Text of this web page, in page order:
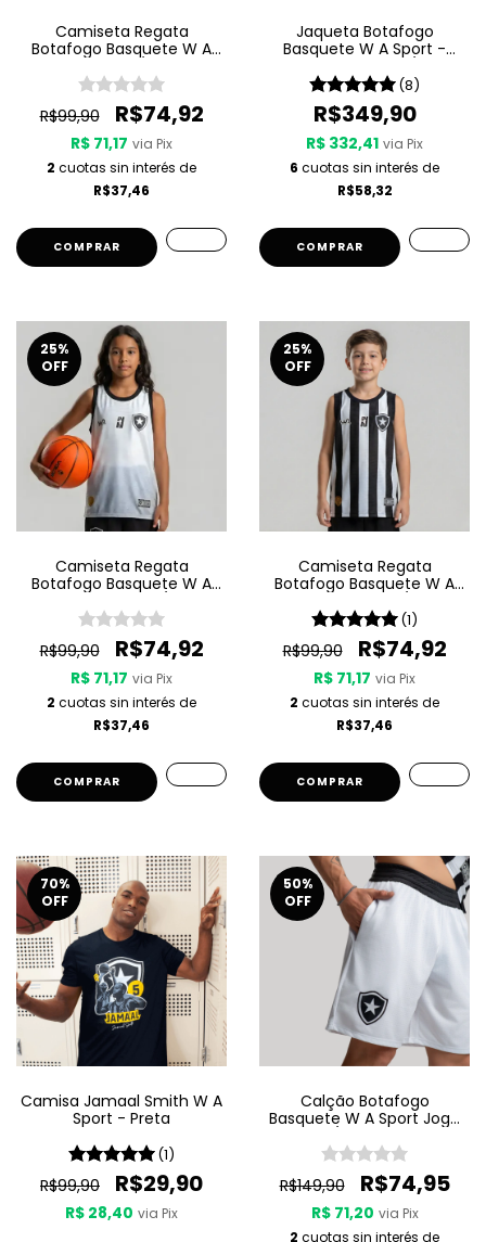
Camiseta Regata
Botafogo Basquete W A
R$99,90 R$74,92
R$ 71,17 via Pix
2 cuotas sin interés de
R$37,46
COMPRAR
Jaqueta Botafogo
Basquete W A Sport -
(8)
R$349,90
R$ 332,41 via Pix
6 cuotas sin interés de
R$58,32
COMPRAR
25%
OFF
Camiseta Regata
Botafogo Basquete W A
Branca
R$99,90
R$74,92
R$ 71,17 via Pix
2 cuotas sin interés de
R$37,46
COMPRAR
25%
OFF
Camiseta Regata
Botafogo Basquete W A
Listrada (1)
R$99,90 R$74,92
R$ 71,17 via Pix
2 cuotas sin interés de
R$37,46
COMPRAR
70%
OFF
Camisa Jamaal Smith W A
Sport - Preta
(1)
R$99,90 R$29,90
R$ 28,40 via Pix
50%
OFF
Calção Botafogo
Basquete W A Sport Jogo
R$149,90 R$74,95
R$ 71,20 via Pix
2 cuotas sin interés de